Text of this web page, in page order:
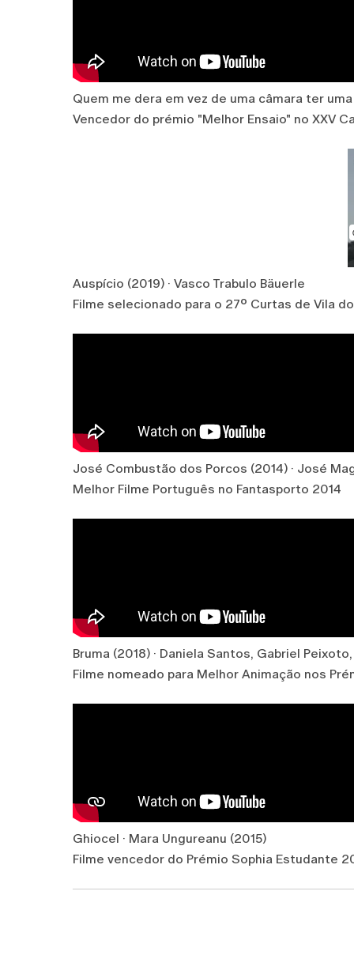
Quem me dera em vez de uma câmara ter
Vencedor do prémio "Melhor Ensaio" no XXV
Auspício (2019) · Vasco Trabulo Bäuerle
Filme selecionado para o 27º Curtas de Vila
José Combustão dos Porcos (2014) · José
Melhor Filme Português no Fantasporto 2014
Bruma (2018) · Daniela Santos, Gabriel
Filme nomeado para Melhor Animação nos
Ghiocel · Mara Ungureanu (2015)
Filme vencedor do Prémio Sophia Estudante